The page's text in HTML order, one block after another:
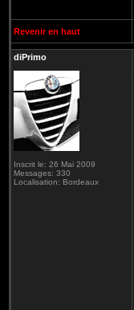
Revenir en haut
diPrimo
Inscrit le: 26 Mai 2009
Messages: 330
Localisation: Bordeaux